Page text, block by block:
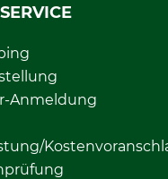
Anmeldung